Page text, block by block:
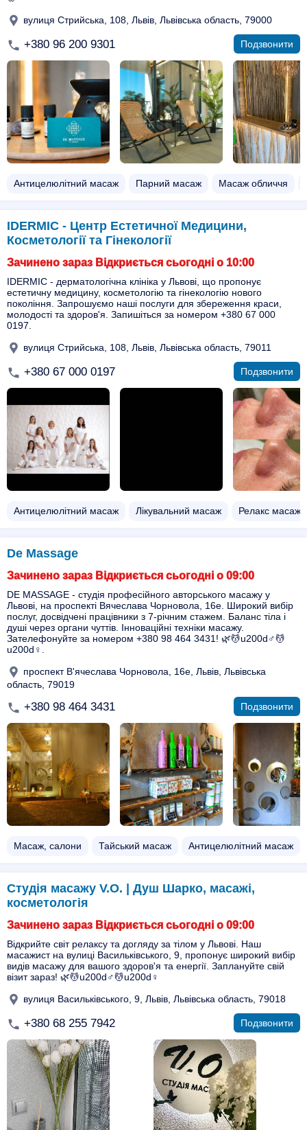
вулиця Стрийська, 108, Львів, Львівська область, 79000
+380 96 200 9301 Подзвонити
Антицелюлітний масаж Парний масаж Масаж обличчя
IDERMIC - Центр Естетичної Медицини,
Косметології та Гінекології
Зачинено зараз Відкриється сьогодні о 10:00
IDERMIC - дерматологічна клініка у Львові, що пропонує
естетичну медицину, косметологію та гінекологію нового
покоління. Запрошуємо наші послуги для збереження краси,
молодості та здоров'я. Запишіться за номером +380 67 000
0197.
вулиця Стрийська, 108, Львів, Львівська область, 79011
+380 67 000 0197 Подзвонити
Антицелюлітний масаж Лікувальний масаж Релакс масаж
De Massage
Зачинено зараз Відкриється сьогодні о 09:00
DE MASSAGE - студія професійного авторського масажу у
Львові, на проспекті Вячеслава Чорновола, 16е. Широкий вибір
послуг, досвідчені працівники з 7-річним стажем. Баланс тіла і
душі через органи чуттів. Інноваційні техніки масажу.
Зателефонуйте за номером +380 98 464 3431! 🌿💆u200d♂️💆
u200d♀️.
проспект В'ячеслава Чорновола, 16е, Львів, Львівська
область, 79019
+380 98 464 3431 Подзвонити
Масаж, салони Тайський масаж Антицелюлітний масаж
Студія масажу V.O. | Душ Шарко, масажі,
косметологія
Зачинено зараз Відкриється сьогодні о 09:00
Відкрийте світ релаксу та догляду за тілом у Львові. Наш
масажист на вулиці Васильківського, 9, пропонує широкий вибір
видів масажу для вашого здоров'я та енергії. Заплануйте свій
візит зараз! 🌿💆u200d♂️💆u200d♀️
вулиця Васильківського, 9, Львів, Львівська область, 79018
+380 68 255 7942 Подзвонити